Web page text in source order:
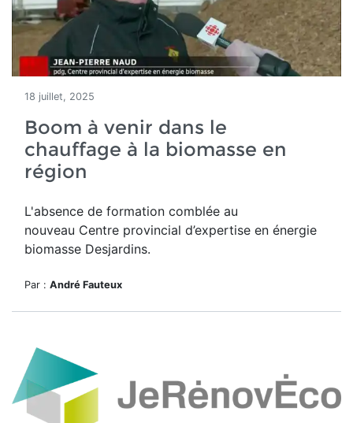
18 juillet, 2025
Boom à venir dans le
chauffage à la biomasse en
région
L'absence de formation comblée au
nouveau Centre provincial d’expertise en énergie
biomasse Desjardins.
Par : André Fauteux